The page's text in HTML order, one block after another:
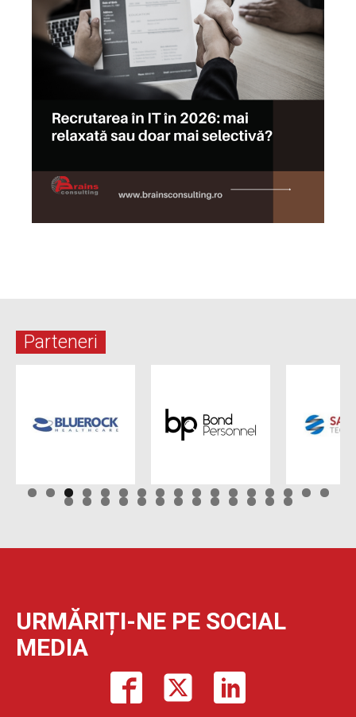
Parteneri
URMĂRIȚI-NE PE SOCIAL
MEDIA